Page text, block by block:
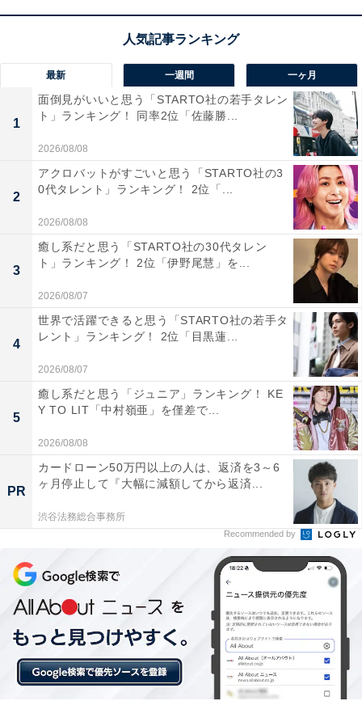
（60代男性）」と、雪の中での散歩を楽しみたいとの声
※回答者のコメントは原文ママです
この記事の筆者：福島 ゆき プロフィール
アニメや漫画のレビュー、エンタメトピックスなどを中
心に、オールジャンルで執筆中のライター。時々、店舗
取材などのリポート記事も担当。All AboutおよびAll
About ニュースでのライター歴は5年。
7位までの全ランキング結果を見
こちらもおすすめ
「人気の飼育犬種」ランキング！ 不動の人気
「トイ・プードル」を抑えた1位は？
最新 一週間 一ヶ月
1
面倒見がいいと思う「STARTO社の若手タレン
ト」ランキング！ 同率2位「佐藤勝...
2026/08/08
2
アクロバットがすごいと思う「STARTO社の3
0代タレント」ランキング！ 2位「...
2026/08/08
3
癒し系だと思う「STARTO社の30代タレン
ト」ランキング！ 2位「伊野尾慧」を...
2026/08/07
4
世界で活躍できると思う「STARTO社の若手タ
レント」ランキング！ 2位「目黒蓮...
2026/08/07
5
癒し系だと思う「ジュニア」ランキング！ KE
Y TO LIT「中村嶺亜」を僅差で...
2026/08/08
PR
カードローン50万円以上の人は、返済を3～6
ヶ月停止して『大幅に減額してから返済...
渋谷法務総合事務所
Recommended by